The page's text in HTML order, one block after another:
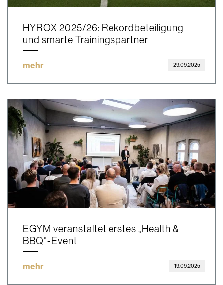
HYROX 2025/26: Rekordbeteiligung
und smarte Trainingspartner
mehr 29.09.2025
EGYM veranstaltet erstes „Health &
BBQ“-Event
mehr 19.09.2025